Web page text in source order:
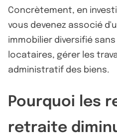
Concrètement, en
vous devenez associé
immobilier diversifié
locataires, gérer les
administratif des biens.
Pourquoi les
retraite